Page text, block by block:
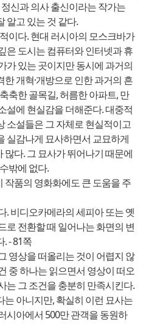
신과 의사 출신이라는 작가는
알고 있는 것 같다.
이다. 현대 러시아의 모스크바가
은 도시는 컴퓨터와 인터넷과 휴
가 있는 곳이지만 동시에 과거의
개혁·개방으로 인한 과거의 흔
축한 골목길, 허름한 아파트, 만
설에 현실감을 더해준다. 대중적
소설들은 그 자체로 현실적이고
실감나게 묘사하면서 교묘하게
다. 그 묘사가 뛰어나기 때문에
밖에 없다.
작품의 영화화에도 큰 도움을 주
. 비디오카메라의 세피아 또는 옛
로 전환할 때 일어나는 화면의 변
. - 81쪽
영상을 떠올리는 것이 어렵지 않
중 하나는 읽으면서 영상이 떠오
는 그 조건을 충분히 만족시킨다.
아니지만, 확실히 이런 묘사는
시아에서 500만 관객을 동원하